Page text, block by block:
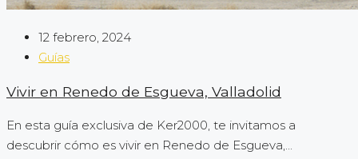
12 febrero, 2024
Guías
Vivir en Renedo de Esgueva, Valladolid
En esta guía exclusiva de Ker2000, te invitamos a
descubrir cómo es vivir en Renedo de Esgueva,...